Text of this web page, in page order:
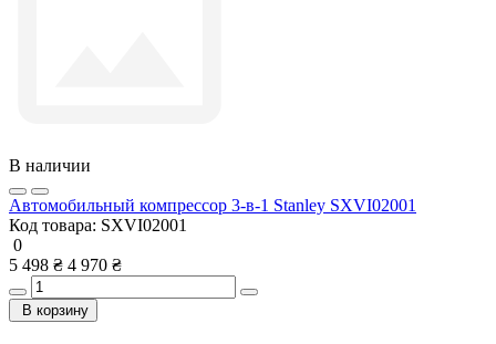
В наличии
Автомобильный компрессор 3-в-1 Stanley SXVI02001
Код товара: SXVI02001
0
5 498 ₴ 4 970 ₴
В корзину